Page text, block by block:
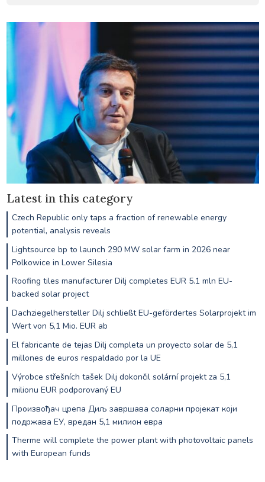
Latest in this category
Czech Republic only taps a fraction of renewable energy
potential, analysis reveals
Lightsource bp to launch 290 MW solar farm in 2026 near
Polkowice in Lower Silesia
Roofing tiles manufacturer Dilj completes EUR 5.1 mln EU-
backed solar project
Dachziegelhersteller Dilj schließt EU-gefördertes Solarprojekt im
Wert von 5,1 Mio. EUR ab
El fabricante de tejas Dilj completa un proyecto solar de 5,1
millones de euros respaldado por la UE
Výrobce střešních tašek Dilj dokončil solární projekt za 5,1
milionu EUR podporovaný EU
Произвођач црепа Диљ завршава соларни пројекат који
подржава ЕУ, вредан 5,1 милион евра
Therme will complete the power plant with photovoltaic panels
with European funds